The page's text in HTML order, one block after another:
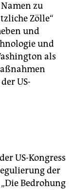
zu
Zölle“
und
und
als
US-
US-Kongress
der
Bedrohung